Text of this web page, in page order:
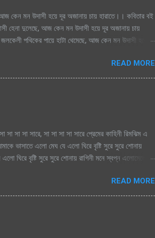
কেন মন উদাসী হয়ে দূর অজানায় চায় হারাতে।। কবিতার বই
হেনা দুলেছে, আজ কেন মন উদাসী হয়ে দূর অজানায় চায়
পথিকের পায়ে হাটা থেমেছে, আজ কেন মন উদাসী হয়ে
READ MORE
সা সা সা সারে, সা সা সা সা সারে প্রেমের কাহিনী রিমঝিম এ
ভাসাতে এলো মেঘ যে এলো ঘিরে বৃষ্টি সুরে সুরে শোনায়
ঘিরে বৃষ্টি সুরে সুরে শোনায় রাগিনী মনে স্বপ্ন এলোমেলো
এত আশা, ভালোবাসা এ মনে সে বৃষ্টি ভেজা পায়ে সামনে এলে
ভেজা পায়ে সামনে এলে হায়, ফোটে কামিনী আজ ভিজতে
এ ধারাতে চায় মন হারাতে শ্রাবণের বুকে প্রেম কবিতা যে
যায় হৃদয়ের মরু পথে জলছবি থেকে যায় জানি সেই তো
READ MORE